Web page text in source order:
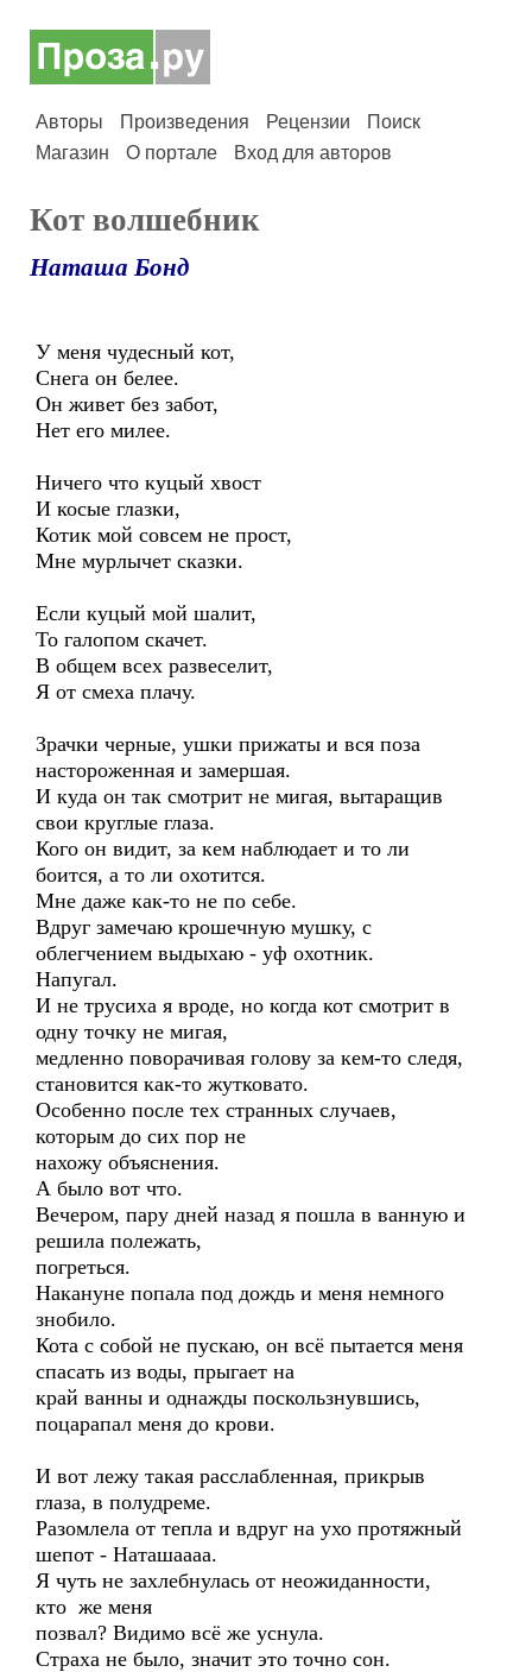
Авторы Произведения Рецензии
Поиск
Магазин
О портале Вход для авторов
Кот волшебник
Наташа Бонд
У меня чудесный кот,
Снега он белее.
Он живет без забот,
Нет его милее.
Ничего что куцый хвост
И косые глазки,
Котик мой совсем не прост,
Мне мурлычет сказки.
Если куцый мой шалит,
То галопом скачет.
В общем всех развеселит,
Я от смеха плачу.
Зрачки черные, ушки прижаты и вся поза
настороженная и замершая.
И куда он так смотрит не мигая, вытаращив
свои круглые глаза.
Кого он видит, за кем наблюдает и то ли
боится, а то ли охотится.
Мне даже как-то не по себе.
Вдруг замечаю крошечную мушку, с
облегчением выдыхаю - уф охотник.
Напугал.
И не трусиха я вроде, но когда кот смотрит в
одну точку не мигая,
медленно поворачивая голову за кем-то следя,
становится как-то жутковато.
Особенно после тех странных случаев,
которым до сих пор не
нахожу объяснения.
А было вот что.
Вечером, пару дней назад я пошла в ванную и
решила полежать,
погреться.
Накануне попала под дождь и меня немного
знобило.
Кота с собой не пускаю, он всё пытается меня
спасать из воды, прыгает на
край ванны и однажды поскользнувшись,
поцарапал меня до крови.
И вот лежу такая расслабленная, прикрыв
глаза, в полудреме.
Разомлела от тепла и вдруг на ухо протяжный
шепот - Наташаааа.
Я чуть не захлебнулась от неожиданности,
кто же меня
позвал? Видимо всё же уснула.
Страха не было, значит это точно сон.